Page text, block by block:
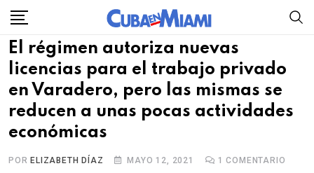
Skip
content
El régimen autoriza nuevas
licencias para el trabajo privado
en Varadero, pero las mismas se
reducen a unas pocas actividades
económicas
POR ELIZABETH DÍAZ MAYO 12, 2021 1 COMENTARIO